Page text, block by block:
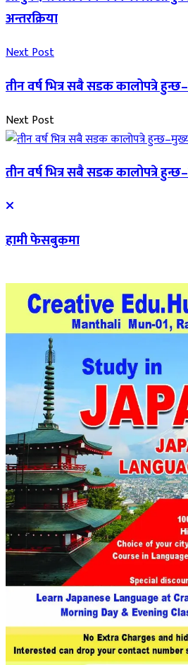
अन्तरक्रिया
Next Post
तीन वर्ष भित्र सबै सडक कालोपत्रे
Next Post
तीन वर्ष भित्र सबै सडक कालोपत्रे
हामी फेसबुकमा